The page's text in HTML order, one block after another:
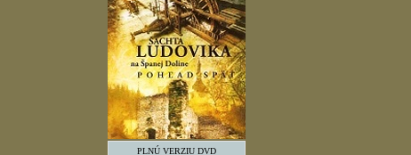
PLNÚ VERZIU DVD